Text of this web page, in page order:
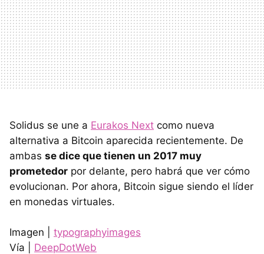
Solidus se une a Eurakos Next como nueva
alternativa a Bitcoin aparecida recientemente. De
ambas se dice que tienen un 2017 muy
prometedor por delante, pero habrá que ver cómo
evolucionan. Por ahora, Bitcoin sigue siendo el líder
en monedas virtuales.
Imagen | typographyimages
Vía | DeepDotWeb